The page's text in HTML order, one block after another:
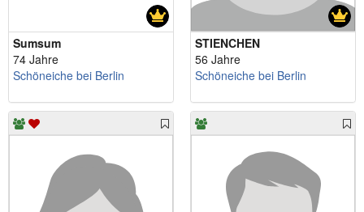
Sumsum
74 Jahre
Schöneiche bei Berlin
STIENCHEN
56 Jahre
Schöneiche bei Berlin